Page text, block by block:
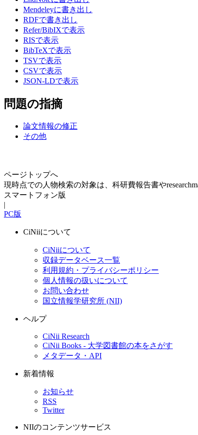
Mendeleyに書き出し
RDFで書き出し
Refer/BibIXで表示
RISで表示
BibTeXで表示
TSVで表示
CSVで表示
JSON-LDで表示
問題の指摘
論文情報の修正
その他
ページトップへ
現時点での人物検索の対象は、科研費報告書や
スマートフォン版
|
PC版
CiNiiについて
CiNiiについて
収録データベース一覧
利用規約・プライバシーポリシー
個人情報の扱いについて
お問い合わせ
国立情報学研究所 (NII)
ヘルプ
CiNii Research
CiNii Books - 大学図書館の本をさがす
メタデータ・API
新着情報
お知らせ
RSS
Twitter
NIIのコンテンツサービス